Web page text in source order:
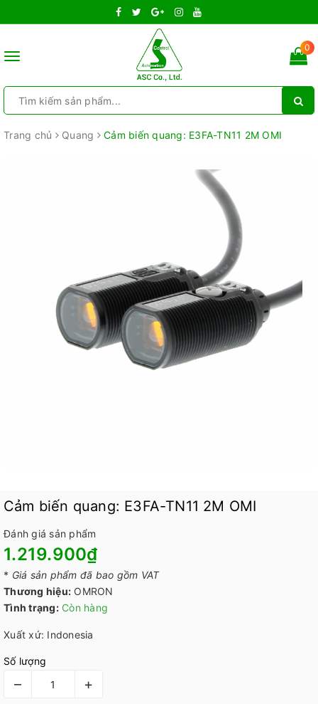
Toggle
0
Trang chủ Quang Cảm biến quang: E3FA-TN11 2M OMI
Cảm biến quang: E3FA-TN11 2M OMI
Đánh giá sản phẩm
1.219.900₫
* Giá sản phẩm đã bao gồm VAT
Thương hiệu: OMRON
Tình trạng: Còn hàng
Xuất xứ: Indonesia
Số lượng
– +